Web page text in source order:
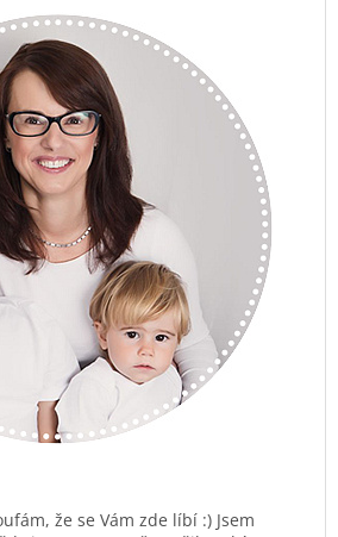
že se Vám zde líbí :) Jsem